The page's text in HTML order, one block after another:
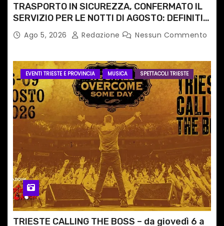
TRASPORTO IN SICUREZZA, CONFERMATO IL
SERVIZIO PER LE NOTTI DI AGOSTO: DEFINITI
PERCORSI, FERMATE E ORARIO
Ago 5, 2026 Redazione Nessun Commento
EVENTI TRIESTE E PROVINCIA MUSICA SPETTACOLI TRIESTE
TRIESTE CALLING THE BOSS – da giovedì 6 a